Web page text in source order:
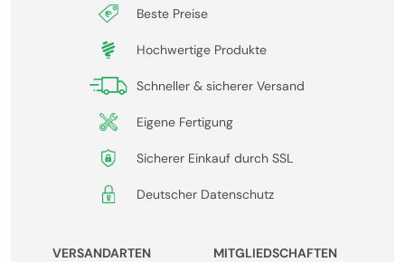
Beste Preise
Hochwertige Produkte
Schneller & sicherer Versand
Eigene Fertigung
Sicherer Einkauf durch SSL
Deutscher Datenschutz
VERSANDARTEN MITGLIEDSCHAFTEN